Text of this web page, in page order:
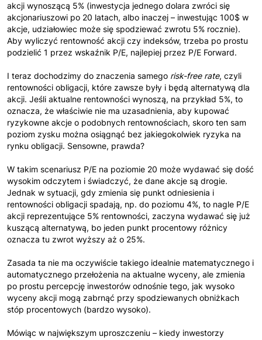
akcji wynoszącą 5% (inwestycja jednego dolara zwróci się
akcjonariuszowi po 20 latach, albo inaczej – inwestując 100$ w
akcje, udziałowiec może się spodziewać zwrotu 5% rocznie).
Aby wyliczyć rentowność akcji czy indeksów, trzeba po prostu
podzielić 1 przez wskaźnik P/E, najlepiej przez P/E Forward.
I teraz dochodzimy do znaczenia samego risk-free rate, czyli
rentowności obligacji, które zawsze były i będą alternatywą dla
akcji. Jeśli aktualne rentowności wynoszą, na przykład 5%, to
oznacza, że właściwie nie ma uzasadnienia, aby kupować
ryzykowne akcje o podobnych rentownościach, skoro ten sam
poziom zysku można osiągnąć bez jakiegokolwiek ryzyka na
rynku obligacji. Sensowne, prawda?
W takim scenariusz P/E na poziomie 20 może wydawać się dość
wysokim odczytem i świadczyć, że dane akcje są drogie.
Jednak w sytuacji, gdy zmienia się punkt odniesienia i
rentowności obligacji spadają, np. do poziomu 4%, to nagle P/E
akcji reprezentujące 5% rentowności, zaczyna wydawać się już
kuszącą alternatywą, bo jeden punkt procentowy różnicy
oznacza tu zwrot wyższy aż o 25%.
Zasada ta nie ma oczywiście takiego idealnie matematycznego i
automatycznego przełożenia na aktualne wyceny, ale zmienia
po prostu percepcję inwestorów odnośnie tego, jak wysoko
wyceny akcji mogą zabrnąć przy spodziewanych obniżkach
stóp procentowych (bardzo wysoko).
Mówiąc w największym uproszczeniu – kiedy inwestorzy